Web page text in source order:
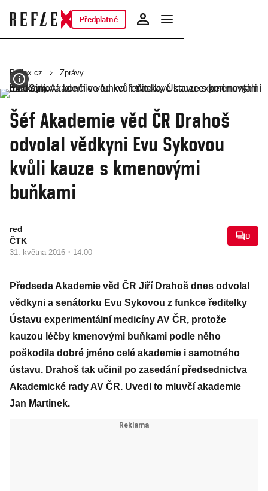
Předplatné
Reflex.cz Zprávy
Šéf Akademie věd ČR Drahoš
odvolal vědkyni Evu Sykovou
kvůli kauze s kmenovými
buňkami
red
ČTK
31. května 2016 · 14:00
0
Předseda Akademie věd ČR Jiří Drahoš dnes odvolal
vědkyni a senátorku Evu Sykovou z funkce ředitelky
Ústavu experimentální medicíny AV ČR, protože
kauzou léčby kmenovými buňkami podle něho
poškodila dobré jméno celé akademie i samotného
ústavu. Drahoš tak učinil po zasedání předsednictva
Akademické rady AV ČR. Uvedl to mluvčí akademie
Jan Martinek.